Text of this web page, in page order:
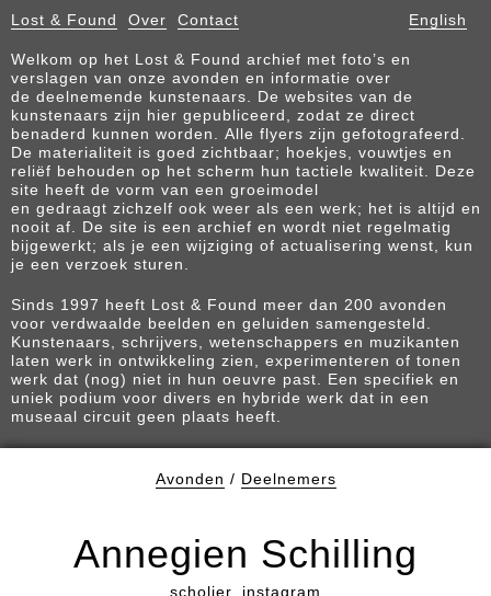
Lost & Found Over Contact English
Welkom op het Lost & Found archief met foto’s en
verslagen van onze avonden en informatie over
de deelnemende kunstenaars. De websites van de
kunstenaars zijn hier gepubliceerd, zodat ze direct
benaderd kunnen worden. Alle flyers zijn gefotografeerd.
De materialiteit is goed zichtbaar; hoekjes, vouwtjes en
reliëf behouden op het scherm hun tactiele kwaliteit. Deze
site heeft de vorm van een groeimodel
en gedraagt zichzelf ook weer als een werk; het is altijd en
nooit af. De site is een archief en wordt niet regelmatig
bijgewerkt; als je een wijziging of actualisering wenst, kun
je een verzoek sturen.
Sinds 1997 heeft Lost & Found meer dan 200 avonden
voor verdwaalde beelden en geluiden samengesteld.
Kunstenaars, schrijvers, wetenschappers en muzikanten
laten werk in ontwikkeling zien, experimenteren of tonen
werk dat (nog) niet in hun oeuvre past. Een specifiek en
uniek podium voor divers en hybride werk dat in een
museaal circuit geen plaats heeft.
Avonden / Deelnemers
Annegien Schilling
scholier, instagram